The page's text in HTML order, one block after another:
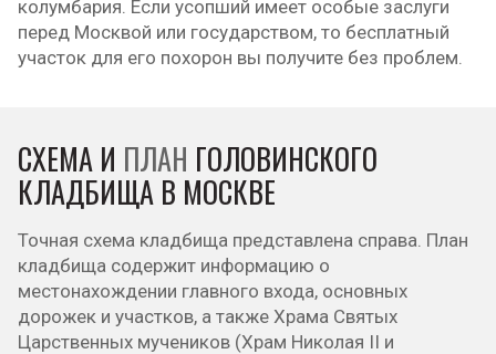
колумбария. Если усопший имеет особые заслуги
перед Москвой или государством, то бесплатный
участок для его похорон вы получите без проблем.
СХЕМА И ПЛАН ГОЛОВИНСКОГО
КЛАДБИЩА В МОСКВЕ
Точная схема кладбища представлена справа. План
кладбища содержит информацию о
местонахождении главного входа, основных
дорожек и участков, а также Храма Святых
Царственных мучеников (Храм Николая II и